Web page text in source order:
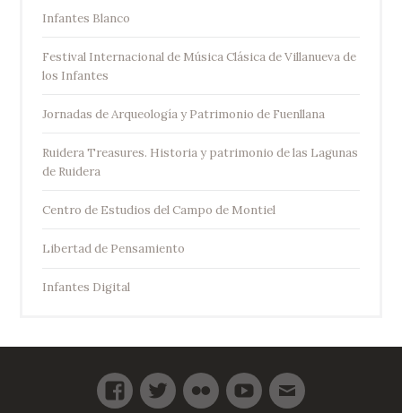
Infantes Blanco
Festival Internacional de Música Clásica de Villanueva de
los Infantes
Jornadas de Arqueología y Patrimonio de Fuenllana
Ruidera Treasures. Historia y patrimonio de las Lagunas
de Ruidera
Centro de Estudios del Campo de Montiel
Libertad de Pensamiento
Infantes Digital